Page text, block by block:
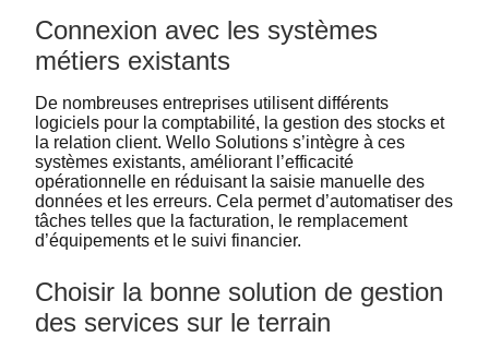
Connexion avec les systèmes
métiers existants
De nombreuses entreprises utilisent différents
logiciels pour la comptabilité, la gestion des stocks et
la relation client. Wello Solutions s’intègre à ces
systèmes existants, améliorant l’efficacité
opérationnelle en réduisant la saisie manuelle des
données et les erreurs. Cela permet d’automatiser des
tâches telles que la facturation, le remplacement
d’équipements et le suivi financier.
Choisir la bonne solution de gestion
des services sur le terrain